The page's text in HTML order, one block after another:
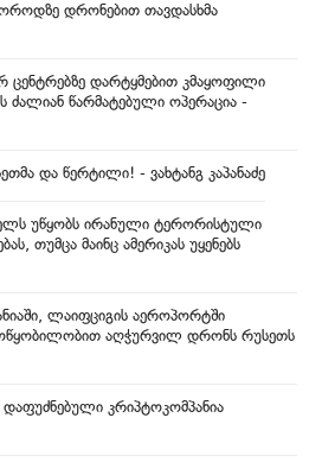
დრონებით თავდასხმა
დარტყმებით კმაყოფილი
ძალიან წარმატებული ოპერაცია -
და წერტილი! - ვახტანგ კაპანაძე
უწყობს ირანული ტერორისტული
თუმცა მაინც ამერიკას უყენებს
ლაიფციგის აეროპორტში
აღჭურვილ დრონს რუსეთს
კრიპტოკომპანია